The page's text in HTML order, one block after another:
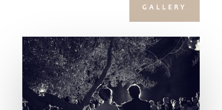
GALLERY